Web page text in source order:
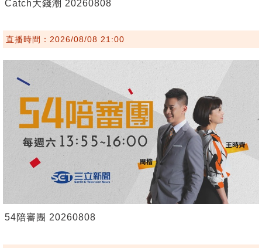
Catch大錢潮 20260808
直播時間：2026/08/08 21:00
54陪審團 20260808